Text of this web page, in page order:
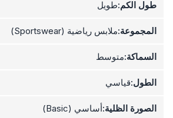
طول الكم:طويل
المجموعة:ملابس رياضية (Sportswear)
السماكة:متوسط
الطول:قياسي
الصورة الظلية:أساسي (Basic)